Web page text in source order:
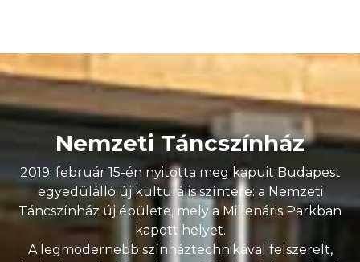
Nemzeti Táncszínház
2019. február 15-én nyitotta meg kapuit Budapest
egyedülálló új kulturális színtere: a Nemzeti
Táncszínház új épülete, mely a Millenáris Parkban
kapott helyet.
A legmodernebb színháztechnikával felszerelt,